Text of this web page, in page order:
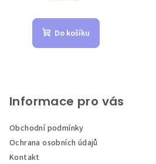
Do košíku
Informace pro vás
Obchodní podmínky
Ochrana osobních údajů
Kontakt